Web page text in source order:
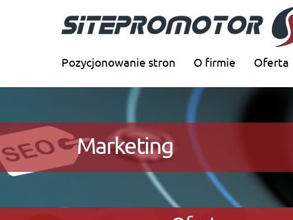
Pozycjonowanie stron O firmie Oferta
Marketing